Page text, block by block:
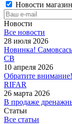
Новости
Новости
Все новости
28 июля 2026
Новинка!
СВ
10 апреля 2026
Обратите
RIFAR
26 марта 2026
В продаже
Статьи
Все статьи